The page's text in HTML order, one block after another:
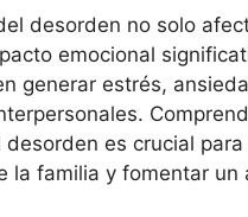
desorden no solo
emocional
generar estrés,
desorden es crucial
la familia y fomentar